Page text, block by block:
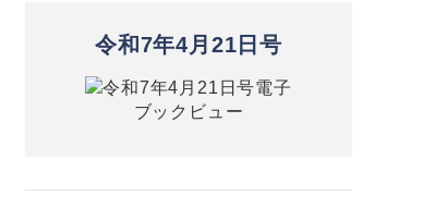
令和7年4月21日号